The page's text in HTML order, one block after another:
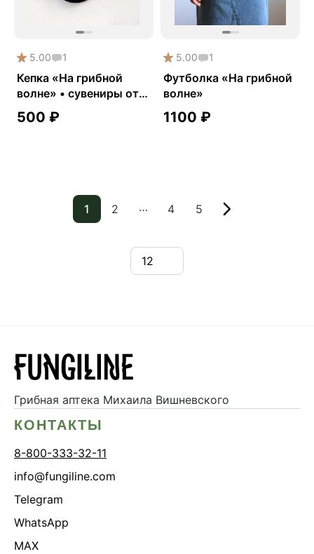
5.00 1
Кепка «На грибной
волне» • сувениры от
Fungiline
500 ₽
5.00 1
Футболка «На грибной
волне»
1100 ₽
1 2 … 4 5
Грибная аптека Михаила Вишневского
КОНТАКТЫ
8-800-333-32-11
info@fungiline.com
Telegram
WhatsApp
MAX